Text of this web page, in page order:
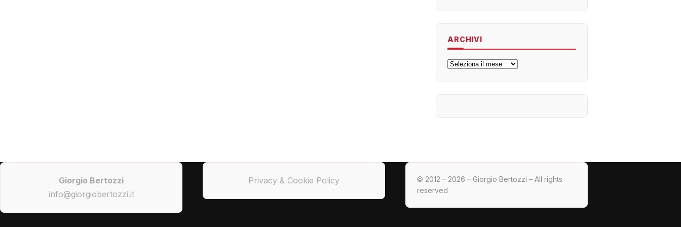
ARCHIVI
Archivi
Giorgio Bertozzi
info@giorgiobertozzi.it
Privacy & Cookie Policy
© 2012 – 2026 – Giorgio Bertozzi – All rights
reserved